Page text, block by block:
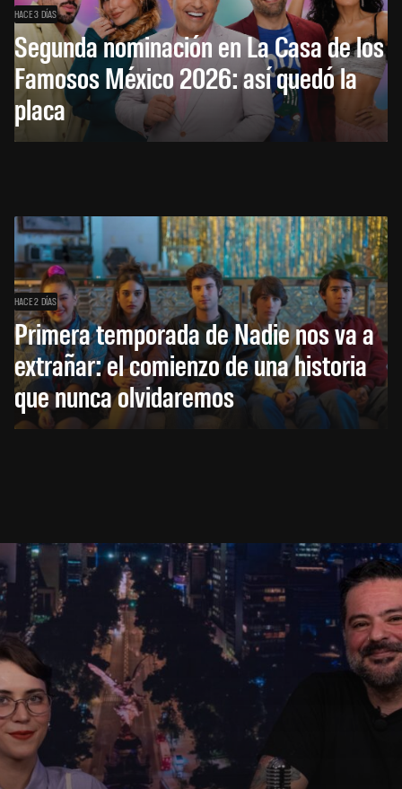
HACE 3 DÍAS
Segunda nominación en La Casa de los
Famosos México 2026: así quedó la
placa
HACE 2 DÍAS
Primera temporada de Nadie nos va a
extrañar: el comienzo de una historia
que nunca olvidaremos